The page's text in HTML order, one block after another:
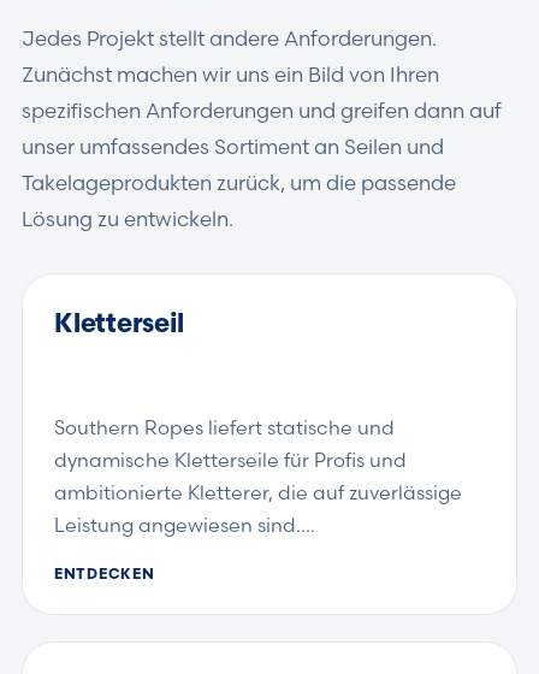
Jedes Projekt stellt andere Anforderungen.
Zunächst machen wir uns ein Bild von Ihren
spezifischen Anforderungen und greifen dann auf
unser umfassendes Sortiment an Seilen und
Takelageprodukten zurück, um die passende
Lösung zu entwickeln.
Kletterseil
Southern Ropes liefert statische und
dynamische Kletterseile für Profis und
ambitionierte Kletterer, die auf zuverlässige
Leistung angewiesen sind.…
ENTDECKEN